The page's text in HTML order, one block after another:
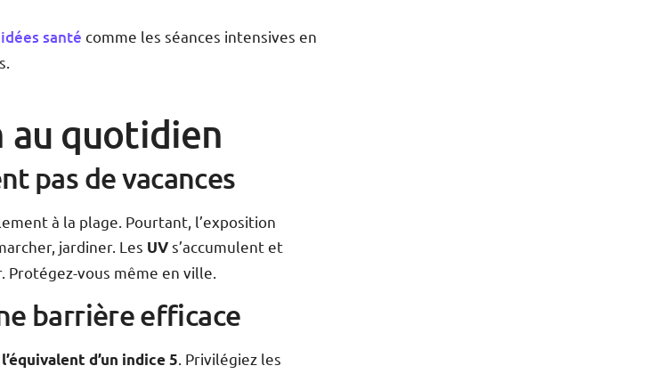
santé comme les séances intensives en
quotidien
pas de vacances
à la plage. Pourtant, l’exposition
jardiner. Les UVs’accumulent et
vous même en ville.
barrière efficace
l’équivalent d’un indice 5. Privilégiez les